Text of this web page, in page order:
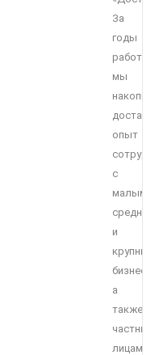
За
годы
работы
мы
опыт
с
малым,
средним
и
крупным
а
также
лицами.